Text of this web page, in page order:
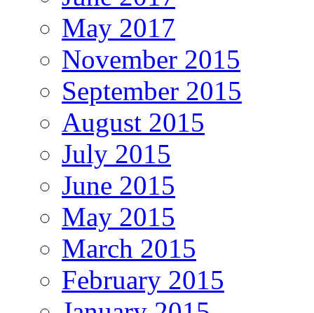
May 2017
November 2015
September 2015
August 2015
July 2015
June 2015
May 2015
March 2015
February 2015